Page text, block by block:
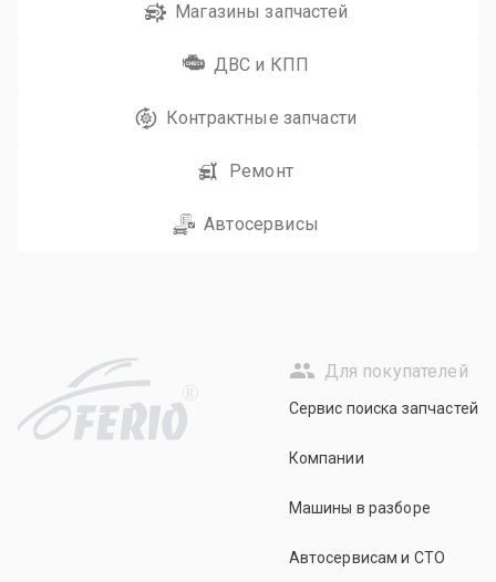
Магазины запчастей
ДВС и КПП
Контрактные запчасти
Ремонт
Автосервисы
R
Для покупателей
Сервис поиска запчастей
Компании
Машины в разборе
Автосервисам и СТО